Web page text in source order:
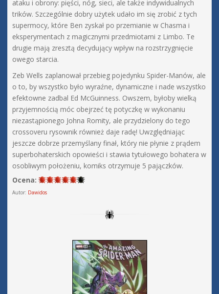
ataku i obrony: pięści, nóg, sieci, ale także indywidualnych
trików. Szczególnie dobry użytek udało im się zrobić z tych
supermocy, które Ben zyskał po przemianie w Chasma i
eksperymentach z magicznymi przedmiotami z Limbo. Te
drugie mają zresztą decydujący wpływ na rozstrzygnięcie
owego starcia.
Zeb Wells zaplanował przebieg pojedynku Spider-Manów, ale
o to, by wszystko było wyraźne, dynamiczne i nade wszystko
efektowne zadbal Ed McGuinness. Owszem, byłoby wielką
przyjemnością móc obejrzeć tę potyczkę w wykonaniu
niezastąpionego Johna Romity, ale przydzielony do tego
crossoveru rysownik również daje radę! Uwzględniając
jeszcze dobrze przemyślany finał, który nie płynie z prądem
superbohaterskich opowieści i stawia tytułowego bohatera w
osobliwym położeniu, komiks otrzymuje 5 pajączków.
Ocena:
Autor: Dawidos